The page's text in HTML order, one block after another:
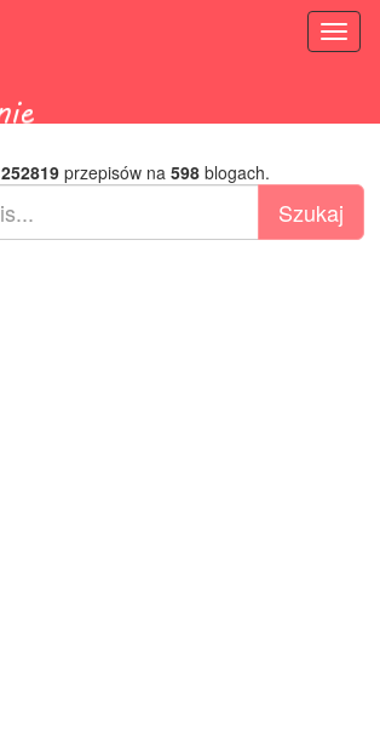
252819przepisów na 598blogach.